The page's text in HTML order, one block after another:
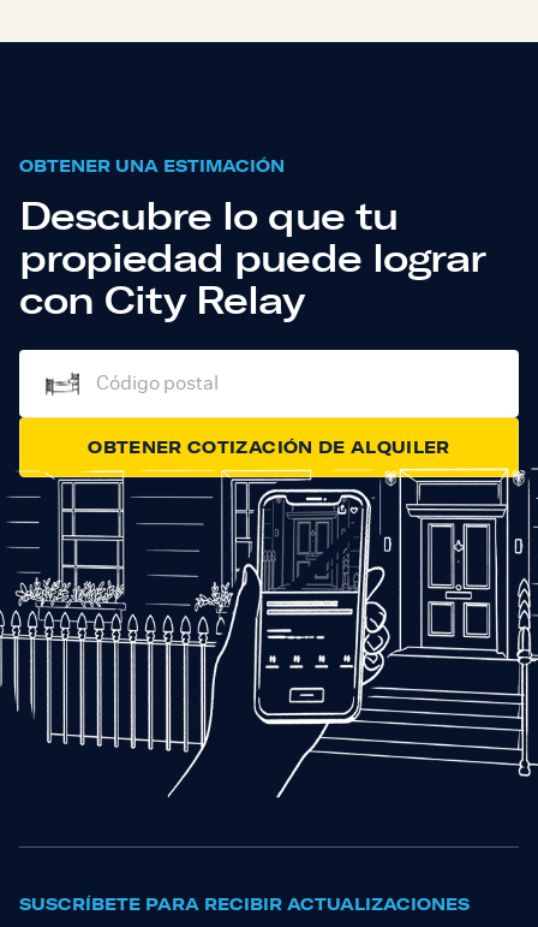
OBTENER UNA ESTIMACIÓN
Descubre lo que tu
propiedad puede lograr
con City Relay
OBTENER COTIZACIÓN DE ALQUILER
SUSCRÍBETE PARA RECIBIR ACTUALIZACIONES